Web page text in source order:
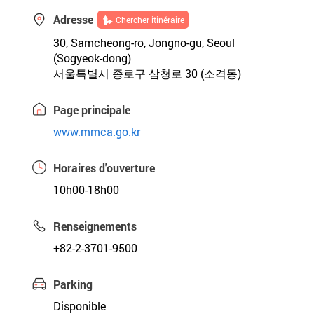
Adresse Chercher itinéraire
30, Samcheong-ro, Jongno-gu, Seoul
(Sogyeok-dong)
서울특별시 종로구 삼청로 30 (소격동)
Page principale
www.mmca.go.kr
Horaires d'ouverture
10h00-18h00
Renseignements
+82-2-3701-9500
Parking
Disponible